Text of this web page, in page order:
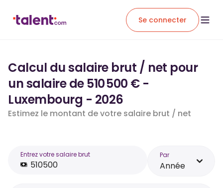
Se connecter
Calcul du salaire brut / net pour
un salaire de 510 500 € -
Luxembourg - 2026
Estimez le montant de votre salaire brut / net
Entrez votre salaire brut Par
Année